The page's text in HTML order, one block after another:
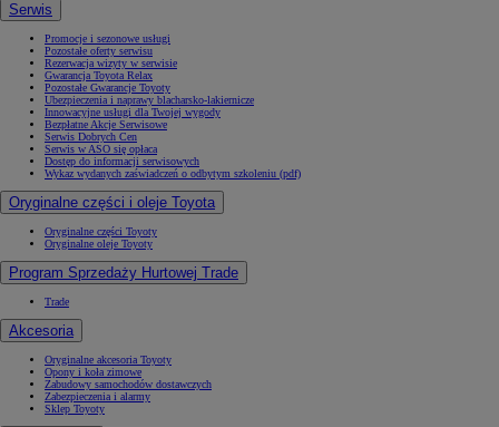
Serwis
Promocje i sezonowe usługi
Pozostałe oferty serwisu
Rezerwacja wizyty w serwisie
Gwarancja Toyota Relax
Pozostałe Gwarancje Toyoty
Ubezpieczenia i naprawy blacharsko-lakiernicze
Innowacyjne usługi dla Twojej wygody
Bezpłatne Akcje Serwisowe
Serwis Dobrych Cen
Serwis w ASO się opłaca
Dostęp do informacji serwisowych
Wykaz wydanych zaświadczeń o odbytym szkoleniu (pdf)
Oryginalne części i oleje Toyota
Oryginalne części Toyoty
Oryginalne oleje Toyoty
Program Sprzedaży Hurtowej Trade
Trade
Akcesoria
Oryginalne akcesoria Toyoty
Opony i koła zimowe
Zabudowy samochodów dostawczych
Zabezpieczenia i alarmy
Sklep Toyoty